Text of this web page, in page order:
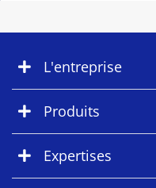
L'entreprise
Produits
Expertises